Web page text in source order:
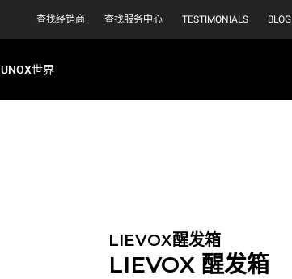
查找经销商 查找服务中心 TESTIMONIALS BLOG
UNOX世界
LIEVOX醒发箱
LIEVOX 醒发箱